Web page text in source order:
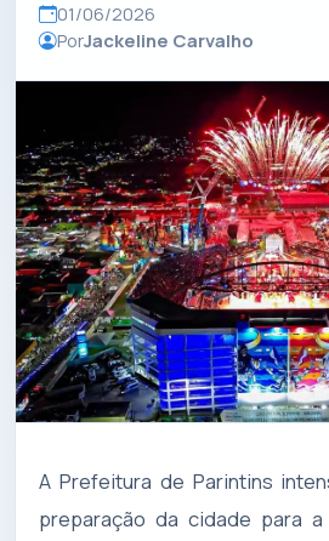
01/06/2026
PorJackeline Carvalho
A Prefeitura de Parintins
preparação da cidade para